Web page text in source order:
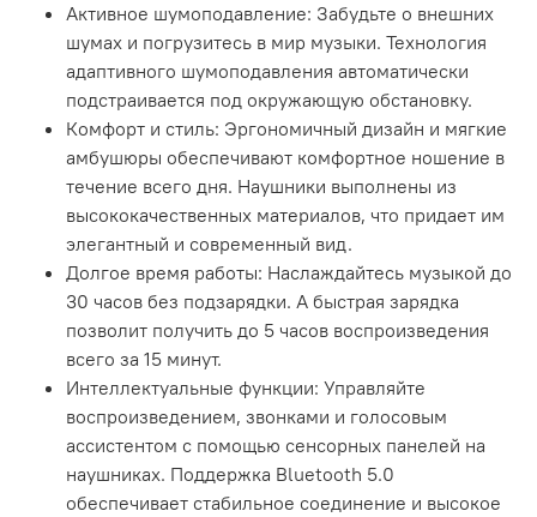
Активное шумоподавление: Забудьте о внешних
шумах и погрузитесь в мир музыки. Технология
адаптивного шумоподавления автоматически
подстраивается под окружающую обстановку.
Комфорт и стиль: Эргономичный дизайн и мягкие
амбушюры обеспечивают комфортное ношение в
течение всего дня. Наушники выполнены из
высококачественных материалов, что придает им
элегантный и современный вид.
Долгое время работы: Наслаждайтесь музыкой до
30 часов без подзарядки. А быстрая зарядка
позволит получить до 5 часов воспроизведения
всего за 15 минут.
Интеллектуальные функции: Управляйте
воспроизведением, звонками и голосовым
ассистентом с помощью сенсорных панелей на
наушниках. Поддержка Bluetooth 5.0
обеспечивает стабильное соединение и высокое